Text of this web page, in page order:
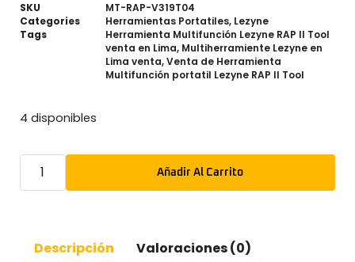
SKU
MT-RAP-V319T04
Categories
Herramientas Portatiles, Lezyne
Tags
Herramienta Multifunción Lezyne RAP II Tool
venta en Lima, Multiherramiente Lezyne en
Lima venta,Venta de Herramienta
Multifunción portatil Lezyne RAP II Tool
4 disponibles
Añadir Al Carrito
Descripción Valoraciones (0)